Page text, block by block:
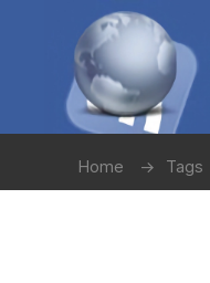
Home Tags